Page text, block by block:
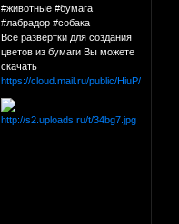
#животные #бумага
#лабрадор #собака
Все развёртки для создания
цветов из бумаги Вы можете
скачать
https://cloud.mail.ru/public/HiuP/